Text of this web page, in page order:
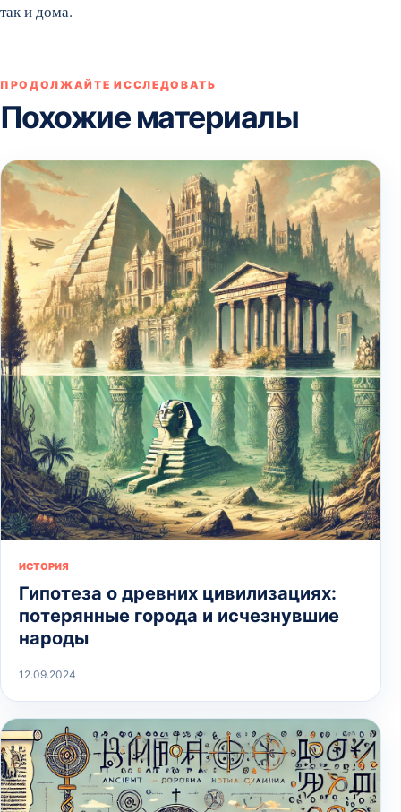
так и дома.
ПРОДОЛЖАЙТЕ ИССЛЕДОВАТЬ
Похожие материалы
ИСТОРИЯ
Гипотеза о древних цивилизациях:
потерянные города и исчезнувшие
народы
12.09.2024